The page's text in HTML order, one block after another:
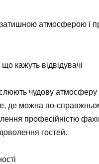
атмосферою і
кажуть відвідувачі
чудову
де можна по-
професійністю
гостей.